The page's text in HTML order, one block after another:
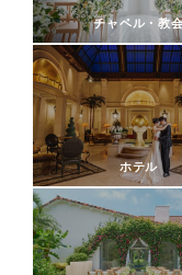
チャペル・教
ホテル